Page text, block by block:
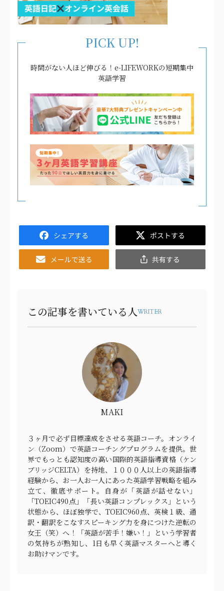
PICK UP!
時間がない人ほど伸びる！e-LIFEWORKの短期集中
英語学習
Facebook
Twitter
Email
共
有
この記事を書いている人WRITER
MAKI
３ヶ月で必ず目標達成をさせる英語コーチ。オンライ
ン（Zoom）で英語コーチングプログラムを提供。世
界でもっとも認知度の高い国際的英語指導資格（ケン
ブリッジCELTA）を持地、１０００人以上の英語指導
経験から、お一人お一人にあった英語学習戦略を組み
立て、徹底サポート。自身が「英語が話せない」
「TOEIC490点」「長い英語コンプレックス」という
状態から、ほぼ独学で、TOEIC960点、英検１級、通
訳・翻訳をこなすスピーキング力を身につけた逆転の
女王（笑）へ！「英語が苦手！嫌い！」という学習者
の気持ちが熟知し、1日も早く英語マスターへと導く
お助けマンです。